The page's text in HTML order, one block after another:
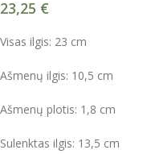
23,25 €
Visas ilgis: 23 cm
Ašmenų ilgis: 10,5 cm
Ašmenų plotis: 1,8 cm
Sulenktas ilgis: 13,5 cm